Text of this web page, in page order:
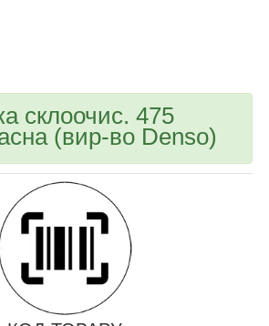
склоочис. 475
(вир-во Denso)